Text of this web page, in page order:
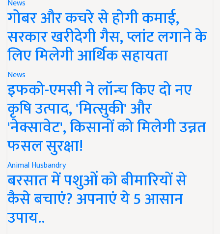
News
गोबर और कचरे से होगी कमाई,
सरकार खरीदेगी गैस, प्लांट लगाने के
लिए मिलेगी आर्थिक सहायता
News
इफको-एमसी ने लॉन्च किए दो नए
कृषि उत्पाद, 'मित्सुकी' और
'नेक्सावेट', किसानों को मिलेगी उन्नत
फसल सुरक्षा!
Animal Husbandry
बरसात में पशुओं को बीमारियों से
कैसे बचाएं? अपनाएं ये 5 आसान
उपाय..